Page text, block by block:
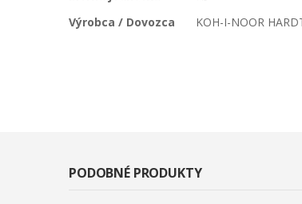
Výrobca / Dovozca
KOH-I-NOOR
PODOBNÉ PRODUKTY